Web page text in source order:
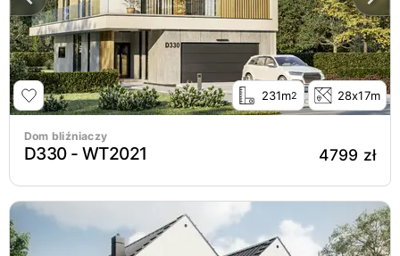
231m2 28x17m
Dom bliźniaczy
D330 - WT2021 4799 zł